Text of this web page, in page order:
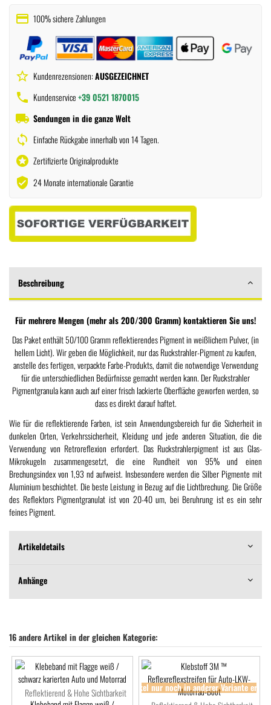
payment 100% sichere Zahlungen
star_border Kundenrezensionen:AUSGEZEICHNET
phone Kundenservice+39 0521 1870015
local_shipping Sendungen in die ganze Welt
sync Einfache Rückgabe innerhalb von 14 Tagen.
stars Zertifizierte Originalprodukte
verified_user 24 Monate internationale Garantie
Beschreibung
Für mehrere Mengen (mehr als 200/300 Gramm) kontaktieren Sie uns!
Das Paket enthält 50/100 Gramm reflektierendes Pigment in weißlichem Pulver, (in
hellem Licht). Wir geben die Möglichkeit, nur das Ruckstrahler-Pigment zu kaufen,
anstelle des fertigen, verpackte Farbe-Produkts, damit die notwendige Verwendung
für die unterschiedlichen Bedürfnisse gemacht werden kann. Der Ruckstrahler
Pigmentgranula kann auch auf einer frisch lackierte Oberfläche geworfen werden, so
dass es direkt darauf haftet.
Wie für die reflektierende Farben, ist sein Anwendungsbereich fur die Sicherheit in
dunkelen Orten, Verkehrssicherheit, Kleidung und jede anderen Situation, die die
Verwendung von Retroreflexion erfordert. Das Ruckstrahlerpigment ist aus Glas-
Mikrokugeln zusammengesetzt, die eine Rundheit von 95% und einen
Brechungsindex von 1,93 nd aufweist. Insbesondere werden die Silber Pigmente mit
Aluminium beschichtet. Die beste Leistung in Bezug auf die Lichtbrechung. Die Größe
des Reflektors Pigmentgranulat ist von 20-40 um, bei Beruhrung ist es ein sehr
feines Pigment.
Artikeldetails
Anhänge
16 andere Artikel in der gleichen Kategorie:
Reflektierend & Hohe SichtbarkeitArtikel nur noch in anderer Variante